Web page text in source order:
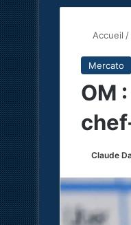
Accueil /
Mercato
OM
Claude